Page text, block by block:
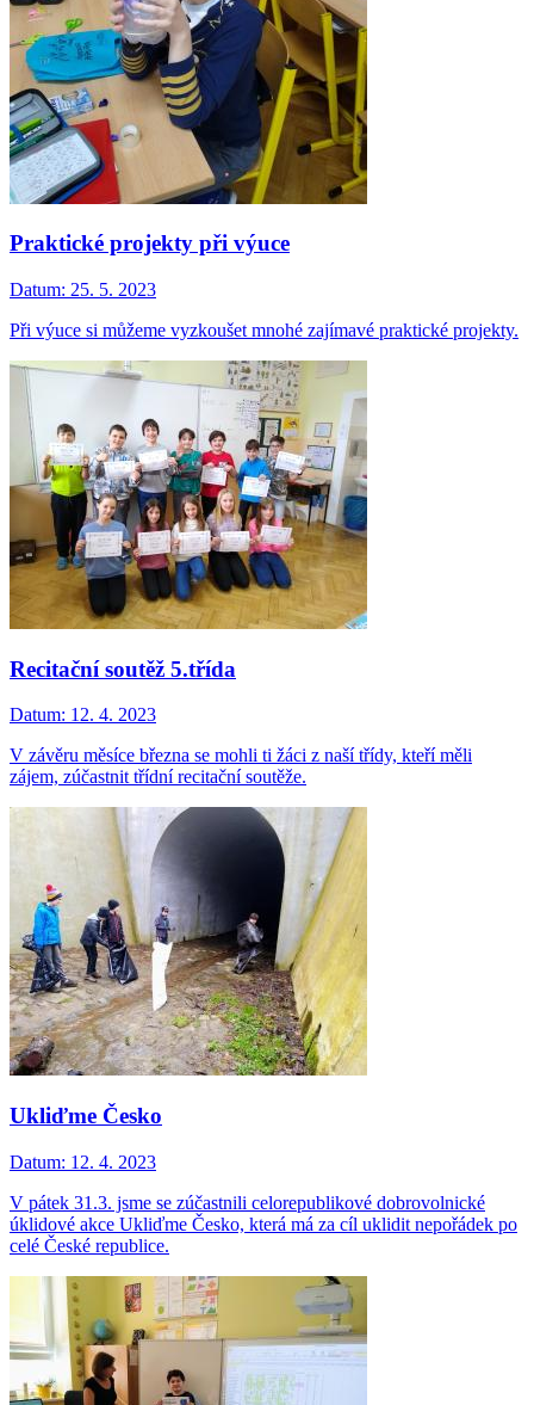
Praktické projekty při výuce
Datum: 25. 5. 2023
Při výuce si můžeme vyzkoušet mnohé zajímavé praktické projekty.
Recitační soutěž 5.třída
Datum: 12. 4. 2023
V závěru měsíce března se mohli ti žáci z naší třídy, kteří měli
zájem, zúčastnit třídní recitační soutěže.
Ukliďme Česko
Datum: 12. 4. 2023
V pátek 31.3. jsme se zúčastnili celorepublikové dobrovolnické
úklidové akce Ukliďme Česko, která má za cíl uklidit nepořádek po
celé České republice.